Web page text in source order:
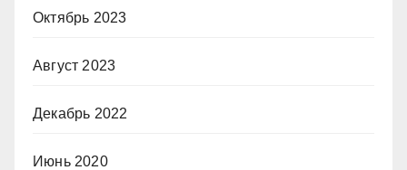
Октябрь 2023
Август 2023
Декабрь 2022
Июнь 2020